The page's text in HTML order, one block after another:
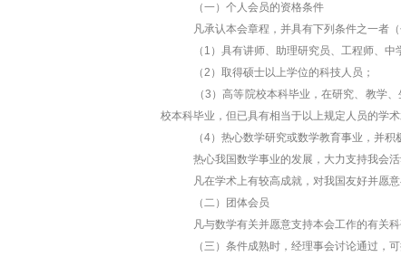
（一）个人会员的资格条件
凡承认本会章程，并具有下列条件之一者（
（1）具有讲师、助理研究员、工程师、中学
（2）取得硕士以上学位的科技人员；
（3）高等院校本科毕业，在研究、教学、生
校本科毕业，但已具有相当于以上规定人员的学术
（4）热心数学研究或数学教育事业，并积极
热心我国数学事业的发展，大力支持我会活动
凡在学术上有较高成就，对我国友好并愿意与
（二）团体会员
凡与数学有关并愿意支持本会工作的有关科研
（三）条件成熟时，经理事会讨论通过，可